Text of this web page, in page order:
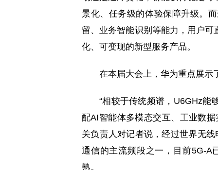
景化、任务级的体验保障升级。
留、业务智能识别等能力，用户
化、可变现的新型服务产品。
在本届大会上，华为重点展
“相较于传统频谱，U6GHz能
配AI智能体多模态交互、工业数
关负责人对记者说，经过世界无
通信的主流频段之一，目前5G-A
熟。